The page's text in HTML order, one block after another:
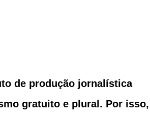
gratuito e plural. Por isso,